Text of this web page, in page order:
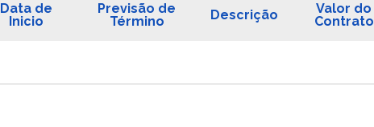
Data de
Inicio
Previsão de
Término
Descrição
Valor do
Contrato